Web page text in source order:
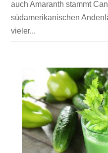
auch Amaranth stammt
südamerikanischen
vieler...